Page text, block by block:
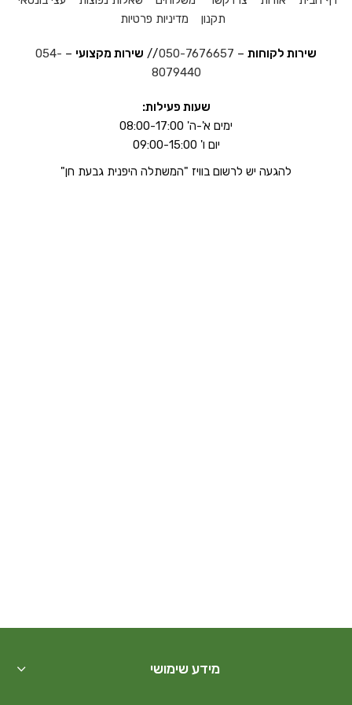
תקנון
מדיניות פרטיות
שירות לקוחות –
050-7676657
// שירות מקצועי –
054-
8079440
שעות פעילות:
ימים א'-ה' 08:00-17:00
יום ו' 09:00-15:00
להגעה יש לרשום בוויז "המשתלה היפנית גבעת חן"
מידע שימושי